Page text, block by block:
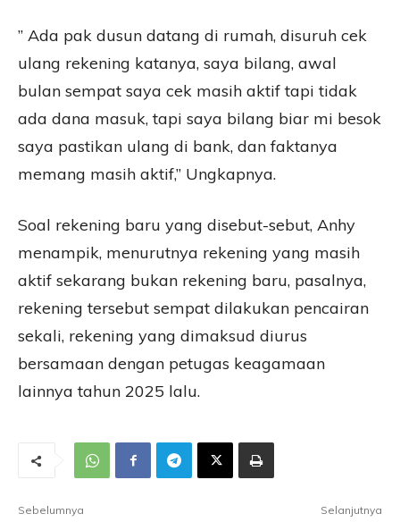
” Ada pak dusun datang di rumah, disuruh cek
ulang rekening katanya, saya bilang, awal
bulan sempat saya cek masih aktif tapi tidak
ada dana masuk, tapi saya bilang biar mi besok
saya pastikan ulang di bank, dan faktanya
memang masih aktif,” Ungkapnya.
Soal rekening baru yang disebut-sebut, Anhy
menampik, menurutnya rekening yang masih
aktif sekarang bukan rekening baru, pasalnya,
rekening tersebut sempat dilakukan pencairan
sekali, rekening yang dimaksud diurus
bersamaan dengan petugas keagamaan
lainnya tahun 2025 lalu.
Sebelumnya Selanjutnya